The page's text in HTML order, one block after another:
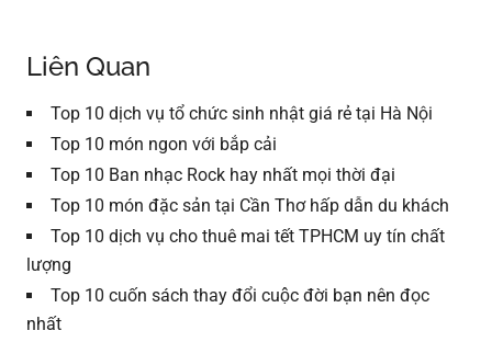
Liên Quan
Top 10 dịch vụ tổ chức sinh nhật giá rẻ tại Hà Nội
Top 10 món ngon với bắp cải
Top 10 Ban nhạc Rock hay nhất mọi thời đại
Top 10 món đặc sản tại Cần Thơ hấp dẫn du khách
Top 10 dịch vụ cho thuê mai tết TPHCM uy tín chất
lượng
Top 10 cuốn sách thay đổi cuộc đời bạn nên đọc
nhất